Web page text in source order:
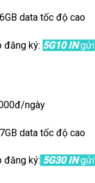
data tốc độ cao
đăng ký: 5G10 INgửi
ngày
data tốc độ cao
đăng ký: 5G30 INgửi